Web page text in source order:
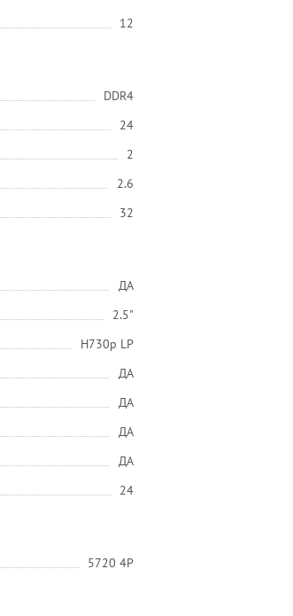
12
DDR4
24
2
2.6
32
ДА
2.5"
H730p LP
ДА
ДА
ДА
ДА
24
5720 4P